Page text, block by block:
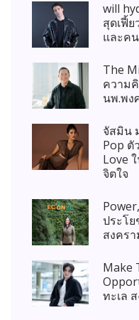
will
สุดเฟี้
และค
The
ความ
นพ.พง
จัสมิน
Pop ตั
Love
จิตใจ
ประโ
สงคร
Make
ทะเล